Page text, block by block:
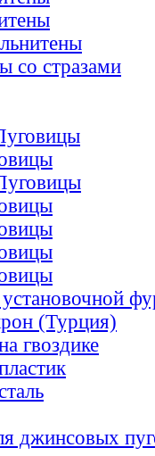
со стразами
(Турция)
гвоздике
джинсовых